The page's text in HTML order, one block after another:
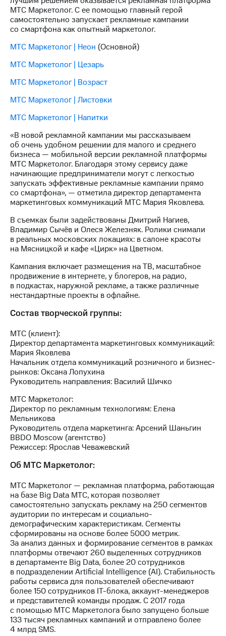
и акционерам
Корпоративное
управление
Корпоративный
секретарь
Раскрытие
информации
акционерам
ПАО
Собрания
акционеров
Личный
кабинет
акционера
Акционерный
капитал
Контроль
аудит
Рынок
акций
Описание
Программа
приобретения
Порядок
выкупа
акций
Дивиденды
Рынок
облигаций
Описание
Еврооблигации-2023
Уведомление
погашении
именных
облигаций
Другое
Регистратор
Контакты
деловая этика
На главную
МТС Маркетолог. С ее помощью главный герой
самостоятельно запускает рекламные кампании
со смартфона как опытный маркетолог.
МТС Маркетолог | Неон (Основной)
МТС Маркетолог | Цезарь
МТС Маркетолог | Возраст
МТС Маркетолог | Листовки
МТС Маркетолог | Напитки
«В новой рекламной кампании мы рассказываем
об очень удобном решении для малого и среднего
бизнеса — мобильной версии рекламной платформы
МТС Маркетолог. Благодаря этому сервису даже
начинающие предприниматели могут с легкостью
запускать эффективные рекламные кампании прямо
со смартфона», — отметила директор департамента
маркетинговых коммуникаций МТС Мария Яковлева.
В съемках были задействованы Дмитрий Нагиев,
Владимир Сычёв и Олеся Железняк. Ролики снимали
в реальных московских локациях: в салоне красоты
на Мясницкой и кафе «Цирк» на Цветном.
Кампания включает размещения на ТВ, масштабное
продвижение в интернете, у блогеров, на радио,
в подкастах, наружной рекламе, а также различные
нестандартные проекты в офлайне.
Состав творческой группы:
МТС (клиент):
Директор департамента маркетинговых коммуникаций:
Мария Яковлева
Начальник отдела коммуникаций розничного и бизнес-
рынков: Оксана Лопухина
Руководитель направления: Василий Шичко
МТС Маркетолог:
Директор по рекламным технологиям: Елена
Мельникова
Руководитель отдела маркетинга: Арсений Шаньгин
BBDO Moscow (агентство)
Режиссер: Ярослав Чеважевский
Об МТС Маркетолог:
МТС Маркетолог — рекламная платформа, работающая
на базе Big Data МТС, которая позволяет
самостоятельно запускать рекламу на 250 сегментов
аудитории по интересам и социально-
демографическим характеристикам. Сегменты
сформированы на основе более 5000 метрик.
За анализ данных и формирование сегментов в рамках
платформы отвечают 260 выделенных сотрудников
в департаменте Big Data, более 20 сотрудников
в подразделении Artificial Intelligence (AI). Стабильность
работы сервиса для пользователей обеспечивают
более 150 сотрудников IT-блока, аккаунт-менеджеров
и представителей команды продаж. С 2017 года
с помощью МТС Маркетолога было запущено больше
133 тысяч рекламных кампаний и отправлено более
4 млрд SMS.